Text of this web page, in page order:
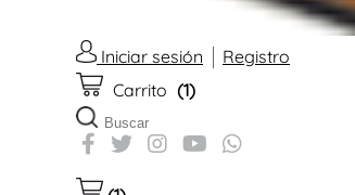
Iniciar sesión
Registro
Carrito (1)
COMPRAR AHORA